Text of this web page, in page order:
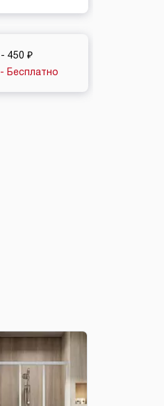
- 450 ₽
- Бесплатно